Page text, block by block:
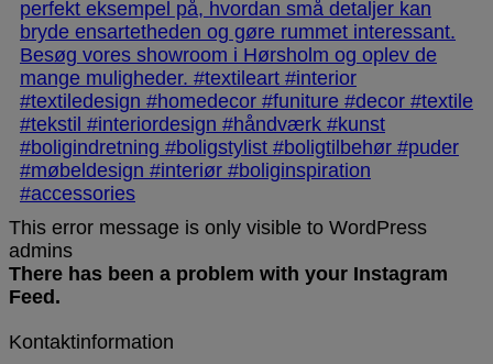
This error message is only visible to WordPress
admins
There has been a problem with your Instagram
Feed.
Kontaktinformation